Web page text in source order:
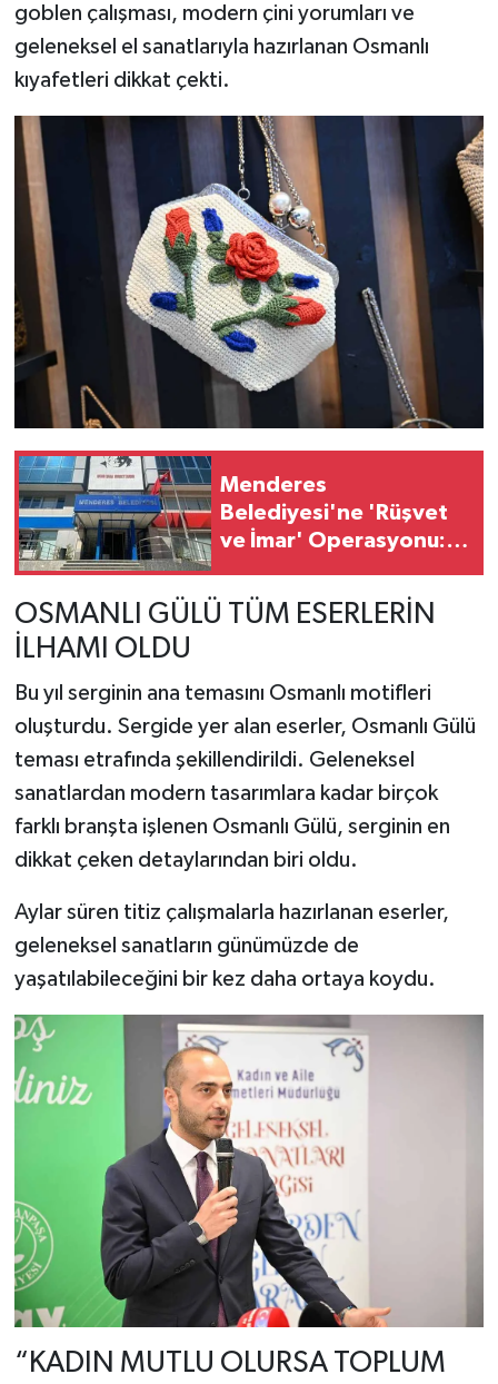
goblen çalışması, modern çini yorumları ve
geleneksel el sanatlarıyla hazırlanan Osmanlı
kıyafetleri dikkat çekti.
Menderes
Belediyesi'ne 'Rüşvet
ve İmar' Operasyonu:
Gözaltında!
OSMANLI GÜLÜ TÜM ESERLERİN
İLHAMI OLDU
Bu yıl serginin ana temasını Osmanlı motifleri
oluşturdu. Sergide yer alan eserler, Osmanlı Gülü
teması etrafında şekillendirildi. Geleneksel
sanatlardan modern tasarımlara kadar birçok
farklı branşta işlenen Osmanlı Gülü, serginin en
dikkat çeken detaylarından biri oldu.
Aylar süren titiz çalışmalarla hazırlanan eserler,
geleneksel sanatların günümüzde de
yaşatılabileceğini bir kez daha ortaya koydu.
“KADIN MUTLU OLURSA TOPLUM